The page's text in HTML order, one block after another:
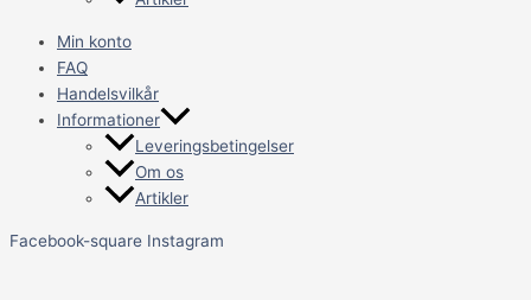
Min konto
FAQ
Handelsvilkår
Informationer
Leveringsbetingelser
Om os
Artikler
Facebook-square Instagram